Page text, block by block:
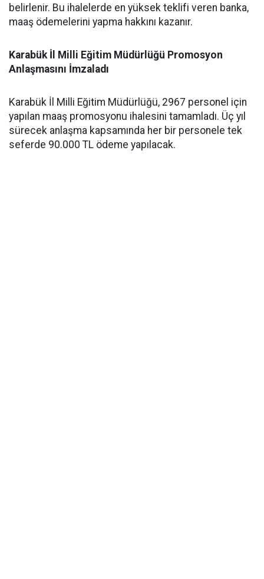
belirlenir. Bu ihalelerde en yüksek teklifi veren banka,
maaş ödemelerini yapma hakkını kazanır.
Karabük İl Milli Eğitim Müdürlüğü Promosyon
Anlaşmasını İmzaladı
Karabük İl Milli Eğitim Müdürlüğü, 2967 personel için
yapılan maaş promosyonu ihalesini tamamladı. Üç yıl
sürecek anlaşma kapsamında her bir personele tek
seferde 90.000 TL ödeme yapılacak.